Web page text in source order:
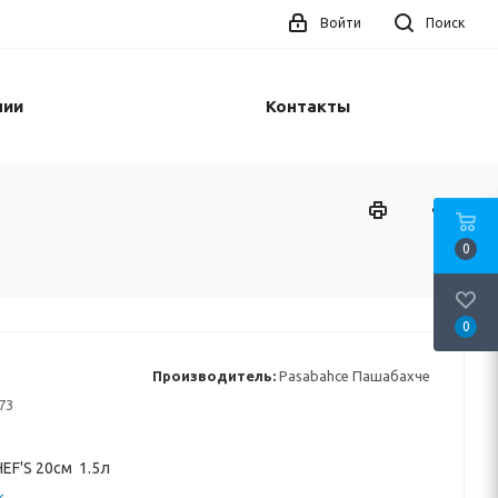
Поиск
Войти
Контакты
Производитель: Pasabahce Пашабахче
20см 1.5л
0
0